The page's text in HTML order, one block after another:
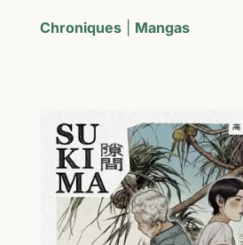
Chroniques| Mangas